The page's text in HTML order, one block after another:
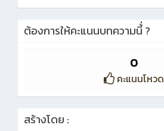
ต้องการให้คะแนนบทความนี้่ ?
0
คะแนนโหวด
สร้างโดย :